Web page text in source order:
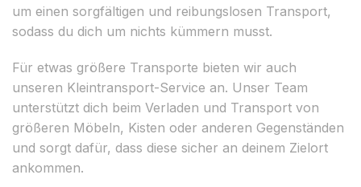
um einen sorgfältigen und reibungslosen Transport,
sodass du dich um nichts kümmern musst.
Für etwas größere Transporte bieten wir auch
unseren Kleintransport-Service an. Unser Team
unterstützt dich beim Verladen und Transport von
größeren Möbeln, Kisten oder anderen Gegenständen
und sorgt dafür, dass diese sicher an deinem Zielort
ankommen.